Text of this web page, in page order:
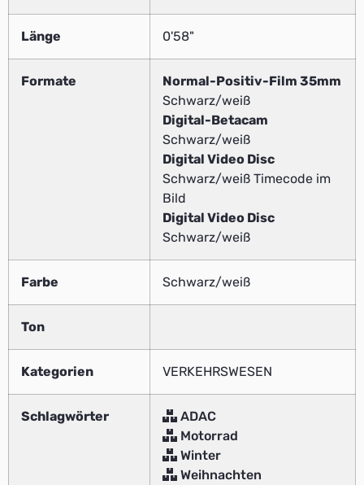
Länge 0'58"
Formate
Normal-Positiv-Film 35mm
Schwarz/weiß
Digital-Betacam
Schwarz/weiß
Digital Video Disc
Schwarz/weiß Timecode im
Bild
Digital Video Disc
Schwarz/weiß
Farbe Schwarz/weiß
Ton
Kategorien VERKEHRSWESEN
Schlagwörter
ADAC
Motorrad
Winter
Weihnachten